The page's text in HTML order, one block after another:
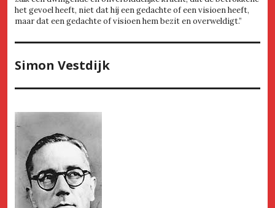
het gevoel heeft, niet dat hij een gedachte of een visioen heeft,
maar dat een gedachte of visioen hem bezit en overweldigt.”
Simon Vestdijk